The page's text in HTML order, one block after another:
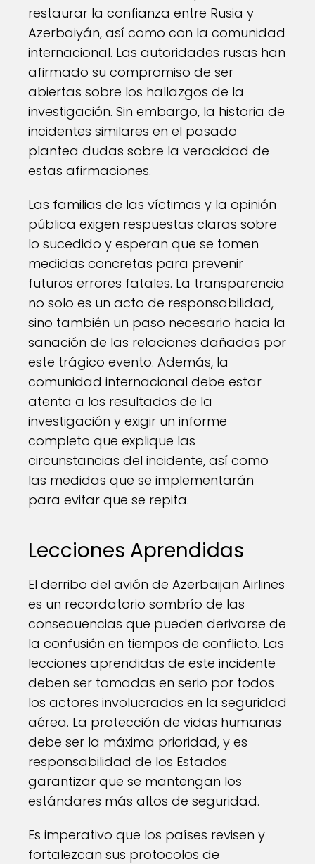
restaurar la confianza entre Rusia y
Azerbaiyán, así como con la comunidad
internacional. Las autoridades rusas han
afirmado su compromiso de ser
abiertas sobre los hallazgos de la
investigación. Sin embargo, la historia de
incidentes similares en el pasado
plantea dudas sobre la veracidad de
estas afirmaciones.
Las familias de las víctimas y la opinión
pública exigen respuestas claras sobre
lo sucedido y esperan que se tomen
medidas concretas para prevenir
futuros errores fatales. La transparencia
no solo es un acto de responsabilidad,
sino también un paso necesario hacia la
sanación de las relaciones dañadas por
este trágico evento. Además, la
comunidad internacional debe estar
atenta a los resultados de la
investigación y exigir un informe
completo que explique las
circunstancias del incidente, así como
las medidas que se implementarán
para evitar que se repita.
Lecciones Aprendidas
El derribo del avión de Azerbaijan Airlines
es un recordatorio sombrío de las
consecuencias que pueden derivarse de
la confusión en tiempos de conflicto. Las
lecciones aprendidas de este incidente
deben ser tomadas en serio por todos
los actores involucrados en la seguridad
aérea. La protección de vidas humanas
debe ser la máxima prioridad, y es
responsabilidad de los Estados
garantizar que se mantengan los
estándares más altos de seguridad.
Es imperativo que los países revisen y
fortalezcan sus protocolos de